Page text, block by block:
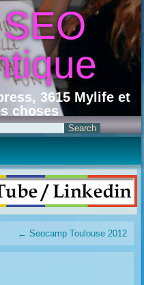
3615 Mylife et
choses
← Seocamp Toulouse 2012